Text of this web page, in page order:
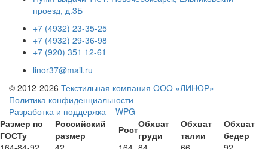
проезд, д.3Б
+7 (4932) 23-35-25
+7 (4932) 29-36-98
+7 (920) 351 12-61
linor37@mail.ru
© 2012-2026 Текстильная компания ООО «ЛИНОР»
Политика конфиденциальности
Разработка и поддержка – WPG
Размер по
ГОСТу
Российский
размер
РостОбхват
груди
Обхват
талии
Обхват
бедер